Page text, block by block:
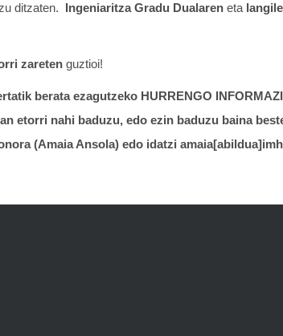
ditzaten. Ingeniaritza Gradu Dualaren eta
zareten guztioi!
berata ezagutzeko HURRENGO
etorri nahi baduzu, edo ezin baduzu baina
(Amaia Ansola) edo idatzi